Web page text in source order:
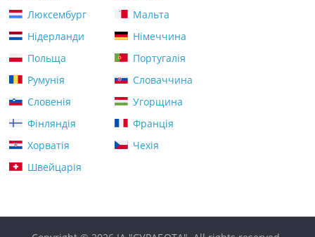
Люксембург
Мальта
Нідерланди
Німеччина
Польща
Португалія
Румунія
Словаччина
Словенія
Угорщина
Фінляндія
Франція
Хорватія
Чехія
Швейцарія